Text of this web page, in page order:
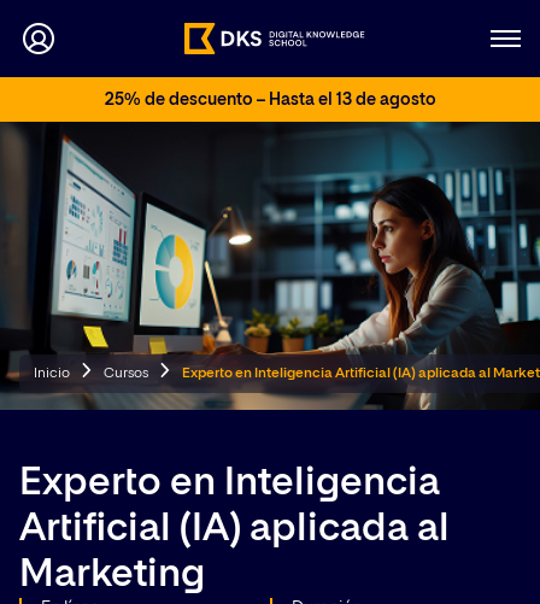
25% de descuento – Hasta el 13 de agosto
Inicio Cursos Experto en Inteligencia Artificial (IA) aplicada al
Experto en Inteligencia
Artificial (IA) aplicada al
Marketing